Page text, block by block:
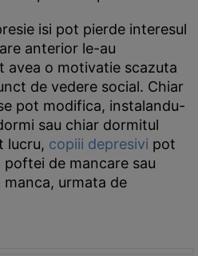
isi pot pierde interesul
anterior le-au
avea o motivatie scazuta
de vedere social. Chiar
pot modifica, instalandu-
sau chiar dormitul
lucru, copiii depresivi pot
de mancare sau
urmata de